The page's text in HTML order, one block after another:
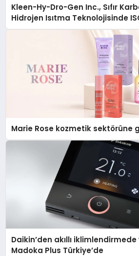
Kleen-Hy-Dro-Gen Inc., Sıfır
Hidrojen Isıtma Teknolojisinde
Düzenleyici Onaylarını Aldı
Marie Rose kozmetik sektörüne
Daikin’den akıllı
Madoka Plus Türkiye’de